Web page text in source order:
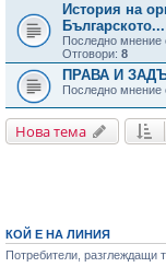
История на
Българското...
Последно мнение
Отговори: 8
ПРАВА И
Последно мнение
Нова тема
КОЙ Е НА ЛИНИЯ
Потребители, разглеждащи